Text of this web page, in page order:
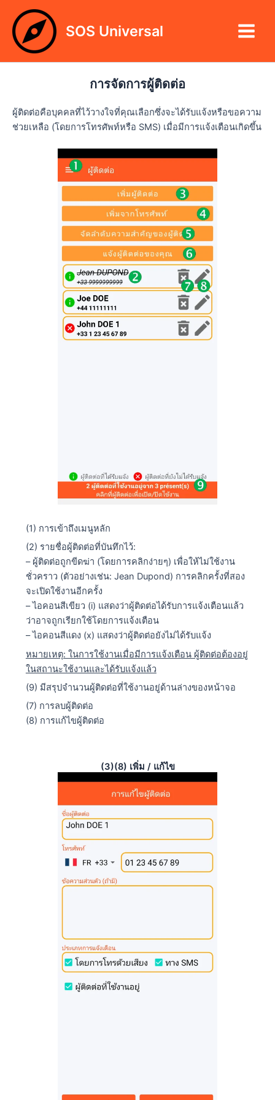
content
SOS Universal
Menu
การจัดการผู้ติดต่อ
ผู้ติดต่อคือบุคคลที่ไว้วางใจที่คุณเลือกซึ่งจะได้รับแจ้งหรือขอความ
ช่วยเหลือ (โดยการโทรศัพท์หรือ SMS) เมื่อมีการแจ้งเตือนเกิดขึ้น
(1) การเข้าถึงเมนูหลัก
(2) รายชื่อผู้ติดต่อที่บันทึกไว้:
– ผู้ติดต่อถูกขีดฆ่า (โดยการคลิกง่ายๆ) เพื่อให้ไม่ใช้งาน
ชั่วคราว (ตัวอย่างเช่น: Jean Dupond) การคลิกครั้งที่สอง
จะเปิดใช้งานอีกครั้ง
– ไอคอนสีเขียว (i) แสดงว่าผู้ติดต่อได้รับการแจ้งเตือนแล้ว
ว่าอาจถูกเรียกใช้โดยการแจ้งเตือน
– ไอคอนสีแดง (x) แสดงว่าผู้ติดต่อยังไม่ได้รับแจ้ง
หมายเหตุ: ในการใช้งานเมื่อมีการแจ้งเตือน ผู้ติดต่อต้องอยู่
ในสถานะใช้งานและได้รับแจ้งแล้ว
(9) มีสรุปจำนวนผู้ติดต่อที่ใช้งานอยู่ด้านล่างของหน้าจอ
(7) การลบผู้ติดต่อ
(8) การแก้ไขผู้ติดต่อ
(3)(8) เพิ่ม / แก้ไข